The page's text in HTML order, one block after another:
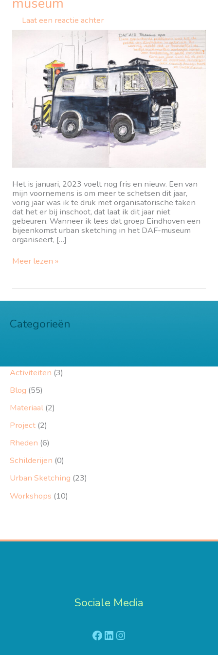
Laat een reactie achter
Het is januari, 2023 voelt nog fris en nieuw. Een van
mijn voornemens is om meer te schetsen dit jaar,
vorig jaar was ik te druk met organisatorische taken
dat het er bij inschoot, dat laat ik dit jaar niet
gebeuren. Wanneer ik lees dat groep Eindhoven een
bijeenkomst urban sketching in het DAF-museum
organiseert, […]
Urban
het
Meer lezen »
Categorieën
Activiteiten (3)
Blog (55)
Materiaal (2)
Project (2)
Rheden (6)
Schilderijen (0)
Urban Sketching (23)
Workshops (10)
Sociale Media
Facebook
LinkedIn
Instagram